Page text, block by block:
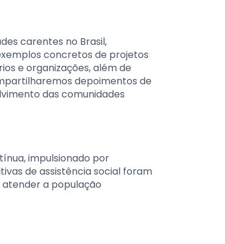
carentes no Brasil,
concretos de projetos
e organizações, além de
depoimentos de
das comunidades
impulsionado por
de assistência social foram
a população